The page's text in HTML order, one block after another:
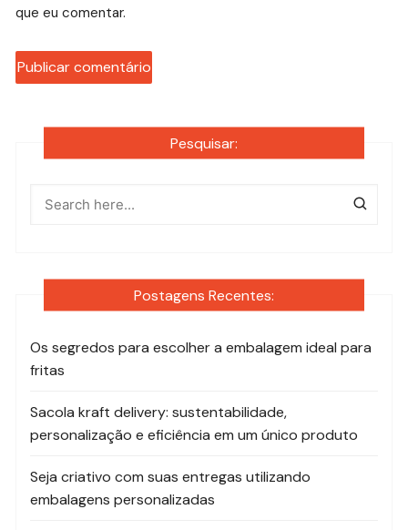
que eu comentar.
Pesquisar:
Postagens Recentes:
Os segredos para escolher a embalagem ideal para
fritas
Sacola kraft delivery: sustentabilidade,
personalização e eficiência em um único produto
Seja criativo com suas entregas utilizando
embalagens personalizadas